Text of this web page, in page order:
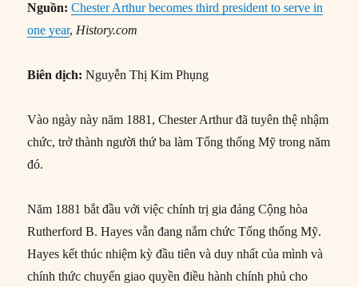
Nguồn: Chester Arthur becomes third president to serve in
one year,History.com
Biên dịch: Nguyễn Thị Kim Phụng
Vào ngày này năm 1881, Chester Arthur đã tuyên thệ nhậm
chức, trở thành người thứ ba làm Tổng thống Mỹ trong năm
đó.
Năm 1881 bắt đầu với việc chính trị gia đảng Cộng hòa
Rutherford B. Hayes vẫn đang nắm chức Tổng thống Mỹ.
Hayes kết thúc nhiệm kỳ đầu tiên và duy nhất của mình và
chính thức chuyển giao quyền điều hành chính phủ cho